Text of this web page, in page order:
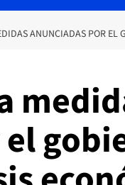
ANUNCIADAS POR EL